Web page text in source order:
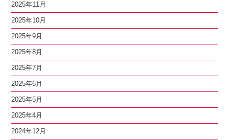
2025年11月
2025年10月
2025年9月
2025年8月
2025年7月
2025年6月
2025年5月
2025年4月
2024年12月